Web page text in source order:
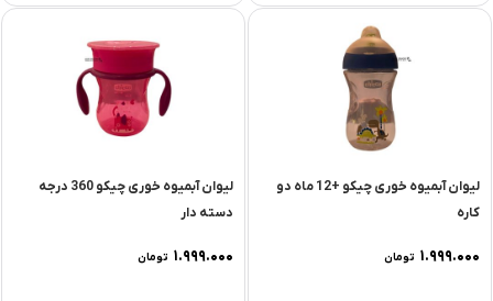
لیوان آبمیوه خوری چیکو +12 ماه دو
کاره
۱.۹۹۹.۰۰۰ تومان
لیوان آبمیوه خوری چیکو 360 درجه
دسته دار
۱.۹۹۹.۰۰۰ تومان